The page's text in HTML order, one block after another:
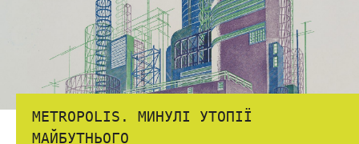
METROPOLIS. МИНУЛІ УТОПІЇ
МАЙБУТНЬОГО